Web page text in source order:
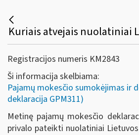
Registracijos numeris KM2843
Ši informacija skelbiama:
Pajamų mokesčio sumokėjimas ir
deklaracija GPM311)
Metinę pajamų mokesčio
privalo pateikti nuolatiniai